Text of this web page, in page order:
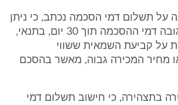
על תשלום דמי הסכמה נכתב, כי ניתן
להגיש השגה על גובה דמי ההסכמה תוך 30 יום, בתנאי,
על קביעת השמאית ששווי
מחיר המכירה גבוה, מאשר בהסכם
בתצהירה, כי חישוב תשלום דמי